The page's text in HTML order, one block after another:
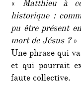
« Matthieu à
historique :
pu être présent
mort de Jésus ?»
Une phrase qui
et qui pourrait
faute collective.